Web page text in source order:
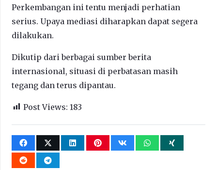
Perkembangan ini tentu menjadi perhatian
serius. Upaya mediasi diharapkan dapat segera
dilakukan.
Dikutip dari berbagai sumber berita
internasional, situasi di perbatasan masih
tegang dan terus dipantau.
Post Views: 183